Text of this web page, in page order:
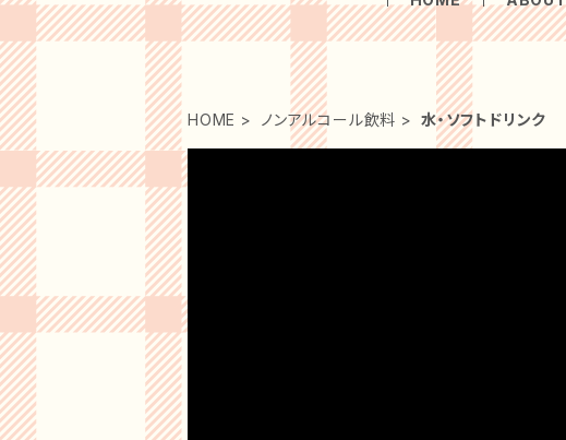
HOME ノンアルコール飲料 水・ソフトドリンク